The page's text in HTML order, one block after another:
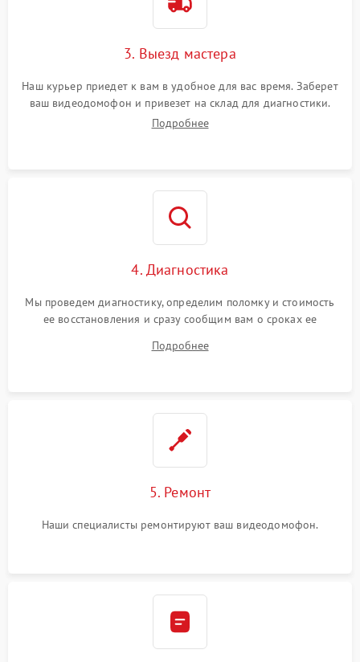
3. Выезд мастера
Наш курьер приедет к вам в удобное для вас время. Заберет
ваш видеодомофон и привезет на склад для диагностики.
Подробнее
4. Диагностика
Мы проведем диагностику, определим поломку и стоимость
ее восстановления и сразу сообщим вам о сроках ее
Подробнее
5. Ремонт
Наши специалисты ремонтируют ваш видеодомофон.